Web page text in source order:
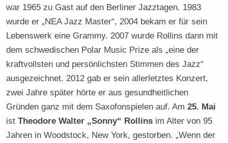
war 1965 zu Gast auf den Berliner Jazztagen. 1983
wurde er „NEA Jazz Master“, 2004 bekam er für sein
Lebenswerk eine Grammy. 2007 wurde Rollins dann mit
dem schwedischen Polar Music Prize als „eine der
kraftvollsten und persönlichsten Stimmen des Jazz“
ausgezeichnet. 2012 gab er sein allerletztes Konzert,
zwei Jahre später hörte er aus gesundheitlichen
Gründen ganz mit dem Saxofonspielen auf. Am25. Mai
istTheodore Walter „Sonny“ Rollins im Alter von 95
Jahren in Woodstock, New York, gestorben. „Wenn der